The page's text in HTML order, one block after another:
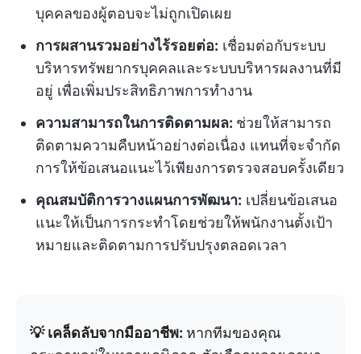
บุคคลของผู้ตอบจะไม่ถูกเปิดเผย
การผสานรวมอย่างไร้รอยต่อ: เชื่อมต่อกับระบบ
บริหารทรัพยากรบุคคลและระบบบริหารผลงานที่มี
อยู่ เพื่อเพิ่มประสิทธิภาพการทำงาน
ความสามารถในการติดตามผล: ช่วยให้สามารถ
ติดตามความคืบหน้าอย่างต่อเนื่อง แทนที่จะจำกัด
การให้ข้อเสนอแนะไว้เพียงการตรวจสอบครั้งเดียว
คุณสมบัติการวางแผนการพัฒนา: เปลี่ยนข้อเสนอ
แนะให้เป็นการกระทำโดยช่วยให้พนักงานตั้งเป้า
หมายและติดตามการปรับปรุงตลอดเวลา
💡 เคล็ดลับจากมืออาชีพ: หากทีมของคุณ